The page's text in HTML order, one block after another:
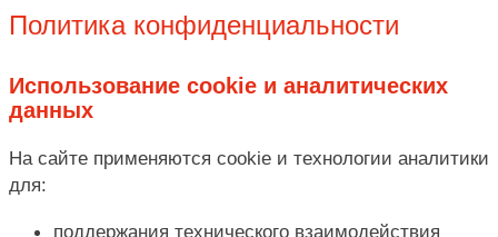
Политика конфиденциальности
Использование cookie и аналитических
данных
На сайте применяются cookie и технологии аналитики
для:
поддержания технического взаимодействия